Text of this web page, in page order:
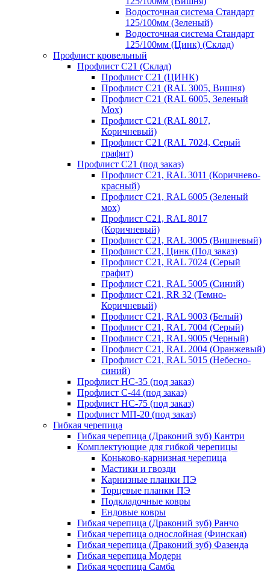
Водосточная система Стандарт
125/100мм (Зеленый)
Водосточная система Стандарт
125/100мм (Цинк) (Склад)
Профлист кровельный
Профлист С21 (Склад)
Профлист С21 (ЦИНК)
Профлист С21 (RAL 3005, Вишня)
Профлист С21 (RAL 6005, Зеленый
Мох)
Профлист С21 (RAL 8017,
Коричневый)
Профлист С21 (RAL 7024, Серый
графит)
Профлист С21 (под заказ)
Профлист С21, RAL 3011 (Коричнево-
красный)
Профлист С21, RAL 6005 (Зеленый
мох)
Профлист С21, RAL 8017
(Коричневый)
Профлист С21, RAL 3005 (Вишневый)
Профлист С21, Цинк (Под заказ)
Профлист С21, RAL 7024 (Серый
графит)
Профлист С21, RAL 5005 (Синий)
Профлист С21, RR 32 (Темно-
Коричневый)
Профлист С21, RAL 9003 (Белый)
Профлист С21, RAL 7004 (Серый)
Профлист С21, RAL 9005 (Черный)
Профлист С21, RAL 2004 (Оранжевый)
Профлист С21, RAL 5015 (Небесно-
синий)
Профлист НС-35 (под заказ)
Профлист С-44 (под заказ)
Профлист НС-75 (под заказ)
Профлист МП-20 (под заказ)
Гибкая черепица
Гибкая черепица (Драконий зуб) Кантри
Комплектующие для гибкой черепицы
Коньково-карнизная черепица
Мастики и гвозди
Карнизные планки ПЭ
Торцевые планки ПЭ
Подкладочные ковры
Ендовые ковры
Гибкая черепица (Драконий зуб) Ранчо
Гибкая черепица однослойная (Финская)
Гибкая черепица (Драконий зуб) Фазенда
Гибкая черепица Модерн
Гибкая черепица Самба